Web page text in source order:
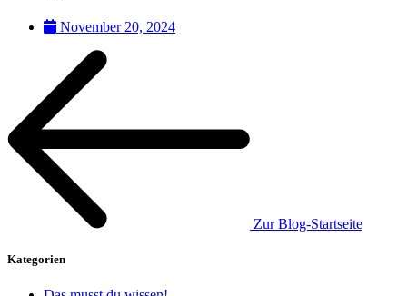
November 20, 2024
Zur Blog-Startseite
Kategorien